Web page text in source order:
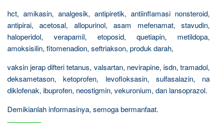
hct, amikasin, analgesik, antipiretik, antiinflamasi nonsteroid,
antipirai, acetosal, allopurinol, asam mefenamat, stavudin,
haloperidol, verapamil, etoposid, quetiapin, metildopa,
amoksisilin, fitomenadion, seftriakson, produk darah,
vaksin jerap difteri tetanus, valsartan, nevirapine, isdn, tramadol,
deksametason, ketoprofen, levofloksasin, sulfasalazin, na
diklofenak, ibuprofen, neostigmin, vekuronium, dan lansoprazol.
Demikianlah informasinya, semoga bermanfaat.